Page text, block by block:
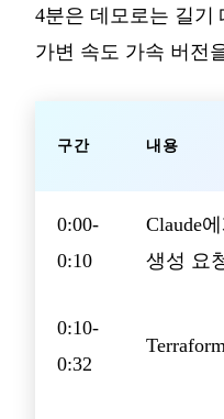
4분은 데모로는 길기
가변 속도 가속 버전
구간 내용
0:00-
0:10
Claude
생성 요
0:10-
0:32